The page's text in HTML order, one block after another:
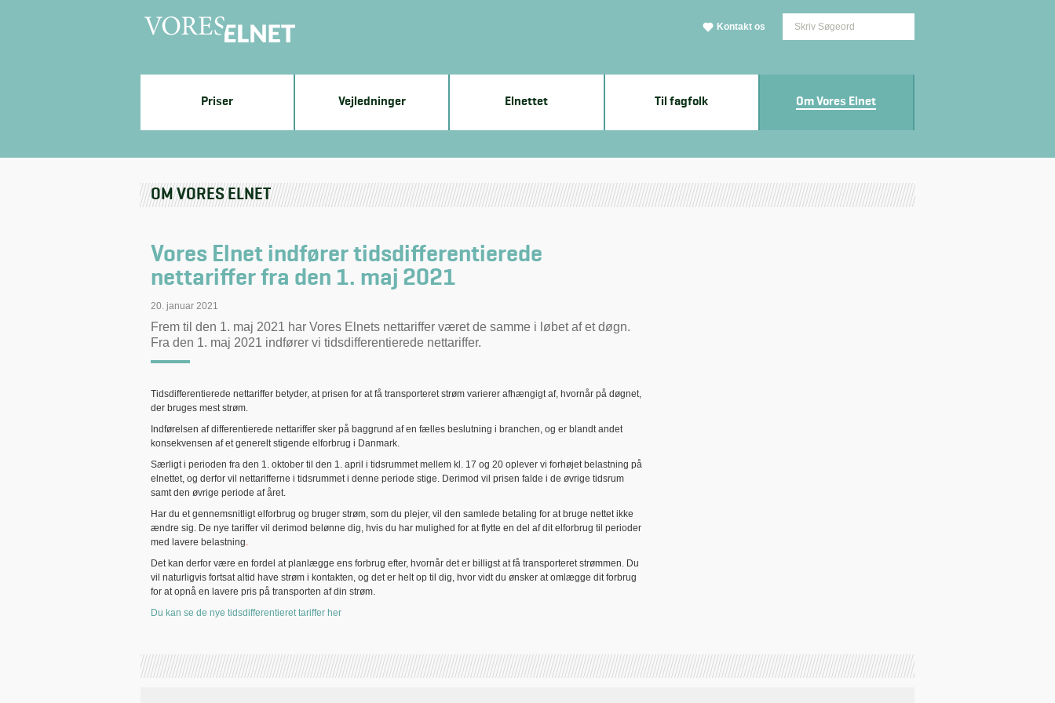
Priser Vejledninger Elnettet Til fagfolk Om Vores Elnet
K Kontakt os
OM VORES ELNET
Vores Elnet indfører tidsdifferentierede
nettariffer fra den 1. maj 2021
20. januar 2021
Frem til den 1. maj 2021 har Vores Elnets nettariffer været de samme i løbet af et døgn.
Fra den 1. maj 2021 indfører vi tidsdifferentierede nettariffer.
Tidsdifferentierede nettariffer betyder, at prisen for at få transporteret strøm varierer afhængigt af, hvornår på døgnet,
der bruges mest strøm.
Indførelsen af differentierede nettariffer sker på baggrund af en fælles beslutning i branchen, og er blandt andet
konsekvensen af et generelt stigende elforbrug i Danmark.
Særligt i perioden fra den 1. oktober til den 1. april i tidsrummet mellem kl. 17 og 20 oplever vi forhøjet belastning på
elnettet, og derfor vil nettarifferne i tidsrummet i denne periode stige. Derimod vil prisen falde i de øvrige tidsrum
samt den øvrige periode af året.
Har du et gennemsnitligt elforbrug og bruger strøm, som du plejer, vil den samlede betaling for at bruge nettet ikke
ændre sig. De nye tariffer vil derimod belønne dig, hvis du har mulighed for at flytte en del af dit elforbrug til perioder
med lavere belastning
Det kan derfor være en fordel at planlægge ens forbrug efter, hvornår det er billigst at få transporteret strømmen. Du
vil naturligvis fortsat altid have strøm i kontakten, og det er helt op til dig, hvor vidt du ønsker at omlægge dit forbrug
for at opnå en lavere pris på transporten af din strøm.
Du kan se de nye tidsdifferentieret tariffer her